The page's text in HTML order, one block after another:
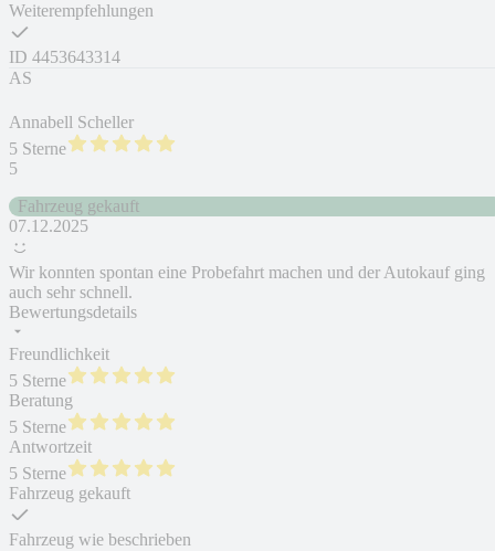
Weiterempfehlungen
ID 4453643314
AS
Annabell Scheller
5 Sterne
5
Fahrzeug gekauft
07.12.2025
Wir konnten spontan eine Probefahrt machen und der Autokauf ging
auch sehr schnell.
Bewertungsdetails
Freundlichkeit
5 Sterne
Beratung
5 Sterne
Antwortzeit
5 Sterne
Fahrzeug gekauft
Fahrzeug wie beschrieben